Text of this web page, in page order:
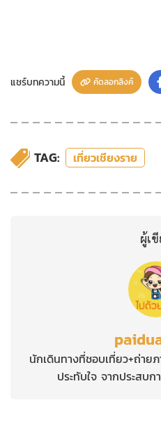
แชร์บทความนี้ คัดลอกลิงค์
TAG: เที่ยวเชียงราย
ผู้เ
นักเดินทางที่ชอบเที่ยว+ถ่าย
ประทับใจ จากประสบ